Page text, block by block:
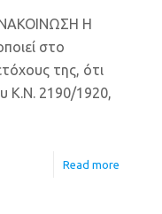
Η
στο
της, ότι
Κ.Ν. 2190/1920,
Read more